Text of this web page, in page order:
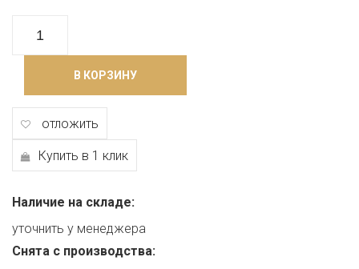
В КОРЗИНУ
отложить
Купить в 1 клик
Наличие на складе:
уточнить у менеджера
Снята с производства: